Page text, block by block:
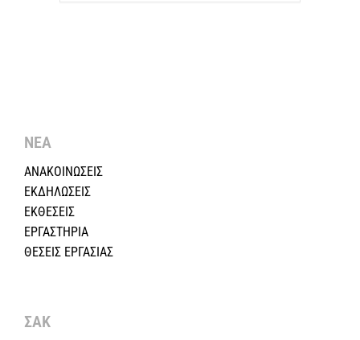
ΝΕΑ
ΑΝΑΚΟΙΝΩΣΕΙΣ
ΕΚΔΗΛΩΣΕΙΣ
ΕΚΘΕΣΕΙΣ
ΕΡΓΑΣΤΗΡΙΑ
ΘΕΣΕΙΣ ΕΡΓΑΣΙΑΣ
ΣΑΚ